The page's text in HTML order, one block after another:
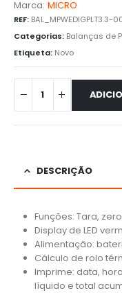
Marca: MICRO
REF: BAL_MPWEDIGPLT3.3-
Categorias: Balanças de
Etiqueta: Novo
DESCRIÇÃO
Funções: Tara,
Display de LED
Alimentação:
Cálculo de rolo
Imprime: data,
líquido e total